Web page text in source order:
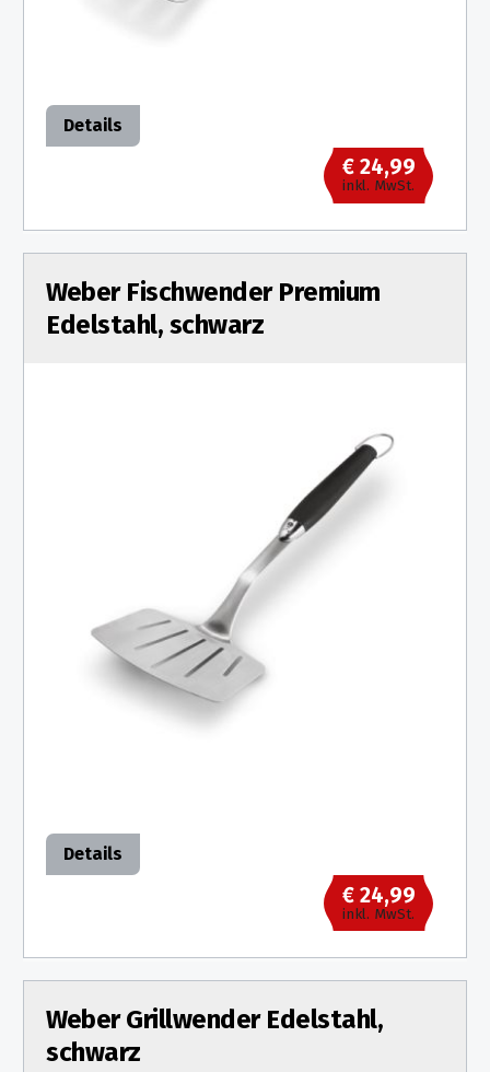
Details
€ 24,99
inkl. MwSt.
Weber Fischwender Premium
Edelstahl, schwarz
Details
€ 24,99
inkl. MwSt.
Weber Grillwender Edelstahl,
schwarz